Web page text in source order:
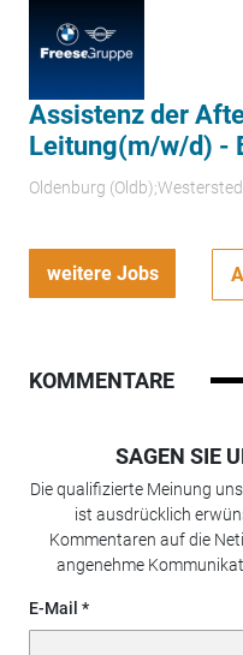
Assistenz der
Leitung(m/w/d) -
Oldenburg
weitere Jobs
KOMMENTARE
SAGEN SIE
Die qualifizierte Meinung
ist ausdrücklich
Kommentaren auf die
angenehme
E-Mail